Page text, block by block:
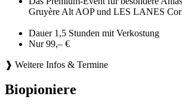
Gruyère Alt AOP und LES LANES
Dauer 1,5 Stunden mit Verkostung
Nur 99,– €
❱ Weitere Infos & Termine
Biopioniere